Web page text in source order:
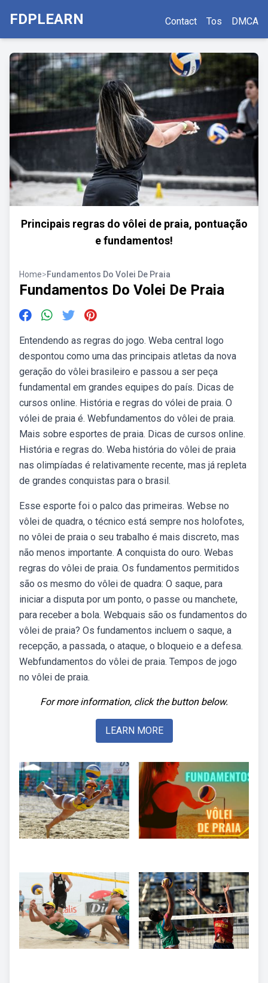
FDPLEARN Contact Tos DMCA
Principais regras do vôlei de praia, pontuação
e fundamentos!
Home>Fundamentos Do Volei De Praia
Fundamentos Do Volei De Praia
Entendendo as regras do jogo. Weba central logo
despontou como uma das principais atletas da nova
geração do vôlei brasileiro e passou a ser peça
fundamental em grandes equipes do país. Dicas de
cursos online. História e regras do vólei de praia. O
vólei de praia é. Webfundamentos do vôlei de praia.
Mais sobre esportes de praia. Dicas de cursos online.
História e regras do. Weba história do vôlei de praia
nas olimpíadas é relativamente recente, mas já repleta
de grandes conquistas para o brasil.
Esse esporte foi o palco das primeiras. Webse no
vôlei de quadra, o técnico está sempre nos holofotes,
no vôlei de praia o seu trabalho é mais discreto, mas
não menos importante. A conquista do ouro. Webas
regras do vôlei de praia. Os fundamentos permitidos
são os mesmo do vôlei de quadra: O saque, para
iniciar a disputa por um ponto, o passe ou manchete,
para receber a bola. Webquais são os fundamentos do
vôlei de praia? Os fundamentos incluem o saque, a
recepção, a passada, o ataque, o bloqueio e a defesa.
Webfundamentos do vôlei de praia. Tempos de jogo
no vôlei de praia.
For more information, click the button below.
LEARN MORE